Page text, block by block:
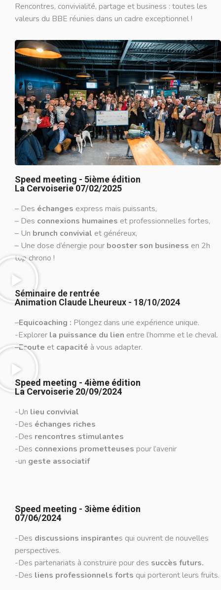
Rencontres, convivialité, partage et business : toutes les
valeurs du BBE réunies dans un cadre exceptionnel !
Speed meeting - 5ième édition
La Cervoiserie 07/02/2025
– Des échanges express mais puissants,
– Des connexions humaines et professionnelles fortes,
– Un brunch convivial et généreux,
– Une dose d’énergie pour booster son business en 2h
top chrono !
Séminaire de rentrée
Animation Claude Lheureux - 18/10/2024
–Equicoaching : Plongez dans une expérience unique.
-Explorer la puissance du lien entre l’homme et le cheval.
–Ecoute et capacité à vous adapter.
Speed meeting - 4ième édition
La Cervoiserie 20/09/2024
-Un lieu convivial
-Des échanges riches
-Des rencontres stimulantes
-Des connexions prometteuses pour l’avenir
-un geste associatif
Speed meeting - 3ième édition
07/06/2024
-Des discussions inspirantes qui ouvrent de nouvelles
perspectives.
-Des partenariats à construire pour des succès futurs.
-Des liens professionnels forts qui porteront leurs fruits.